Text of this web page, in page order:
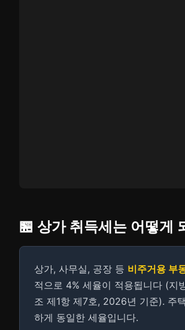
🏪 상가 취득세는 어떻게
상가, 사무실, 공장 등 비주거용 부
적으로 4% 세율이 적용됩니다 (지
조 제1항 제7호, 2026년 기준). 주
하게 동일한 세율입니다.